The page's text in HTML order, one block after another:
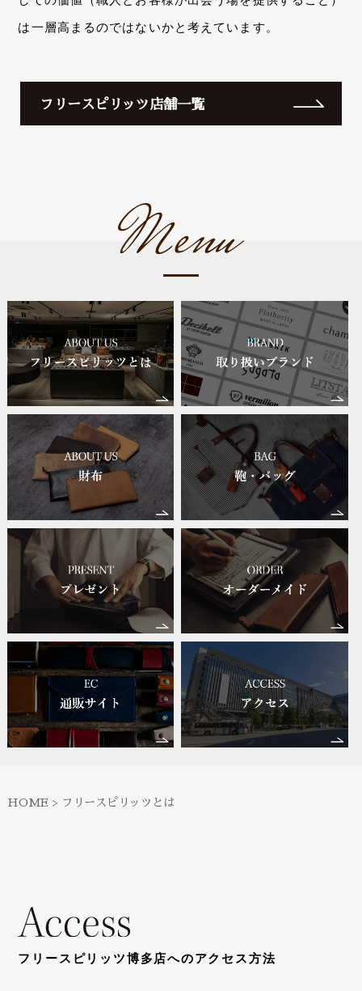
は一層高まるのではないかと考えています。
フリースピリッツ店舗一覧
HOME > フリースピリッツとは
フリースピリッツ博多店へのアクセス方法